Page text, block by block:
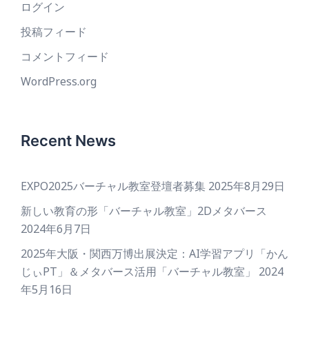
ログイン
投稿フィード
コメントフィード
WordPress.org
Recent News
EXPO2025バーチャル教室登壇者募集 2025年8月29日
新しい教育の形「バーチャル教室」2Dメタバース
2024年6月7日
2025年大阪・関西万博出展決定：AI学習アプリ「かん
じぃPT」＆メタバース活用「バーチャル教室」
2024
年5月16日